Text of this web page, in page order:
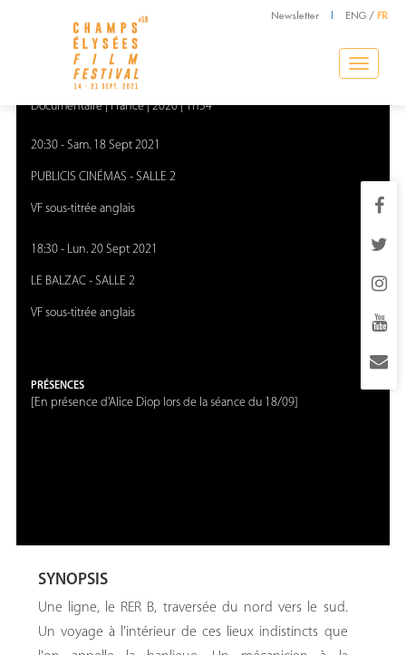
Newsletter ENG / FR
Toggle
navigation
COMPÉTITION - LONGS-MÉTRAGES INDÉPENDANTS FRANÇAIS
Nous
Alice Diop
Documentaire|France|2020|1h54
20:30 -Sam. 18 Sept 2021
PUBLICIS CINÉMAS -SALLE 2
VF sous-titrée anglais
18:30 - Lun. 20 Sept 2021
LE BALZAC -SALLE 2
VF sous-titrée anglais
PRÉSENCES
[En présence d'Alice Diop lors de la séance du 18/09]
SYNOPSIS
Une ligne, le RER B, traversée du nord vers le sud.
Un voyage à l'intérieur de ces lieux indistincts que